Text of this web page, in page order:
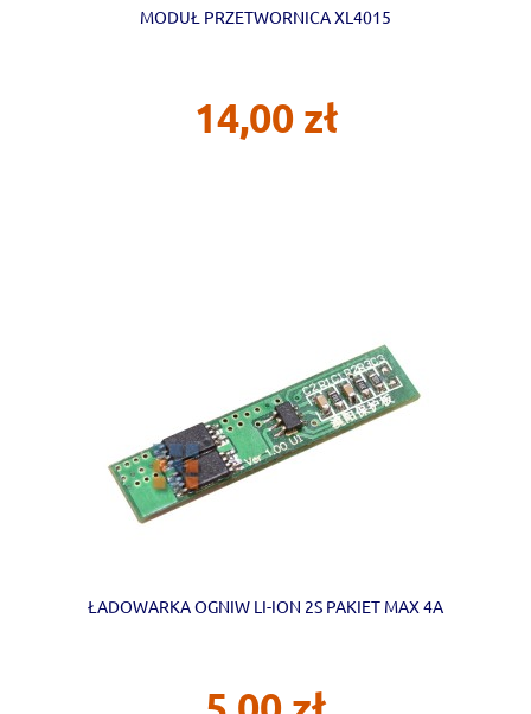
MODUŁ PRZETWORNICA XL4015
14,00 zł
ŁADOWARKA OGNIW LI-ION 2S PAKIET MAX 4A